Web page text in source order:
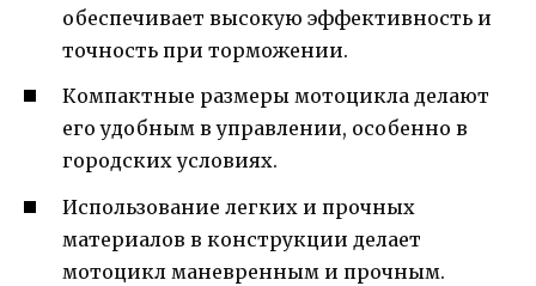
обеспечивает высокую эффективность и
точность при торможении.
Компактные размеры мотоцикла делают
его удобным в управлении, особенно в
городских условиях.
Использование легких и прочных
материалов в конструкции делает
мотоцикл маневренным и прочным.